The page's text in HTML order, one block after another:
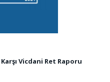
Vicdani Ret Raporu